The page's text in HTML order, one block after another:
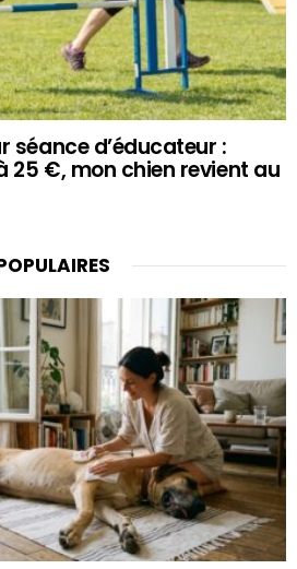
séance d’éducateur :
25 €, mon chien revient au